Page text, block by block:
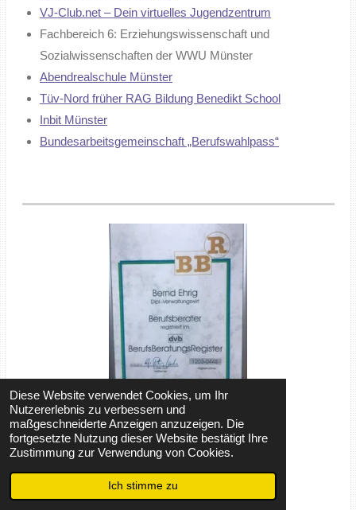
Diese Website verwendet Cookies, um Ihr
Nutzererlebnis zu verbessern und
maßgeschneiderte Anzeigen anzuzeigen. Die
fortgesetzte Nutzung dieser Website bestätigt Ihre
Zustimmung zur Verwendung von Cookies.
Ich stimme zu
VJ-Club.net – Dein virtuelles Jugendzentrum
Fachbereich 6: Erziehungswissenschaft und
Sozialwissenschaften der WWU Münster
Abendrealschule Münster
Tüv-Nord früher RAG Bildung Benedikt School
Inbit Münster
Bundesarbeitsgemeinschaft „Berufswahlpass“
oben klicken und alle Infos finden